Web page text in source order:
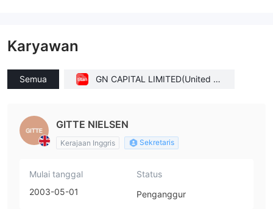
Karyawan
Semua
GN CAPITAL LIMITED(United Ki
GITTE NIELSEN
Kerajaan Inggris Sekretaris
Mulai tanggal
2003-05-01
Status
Penganggur